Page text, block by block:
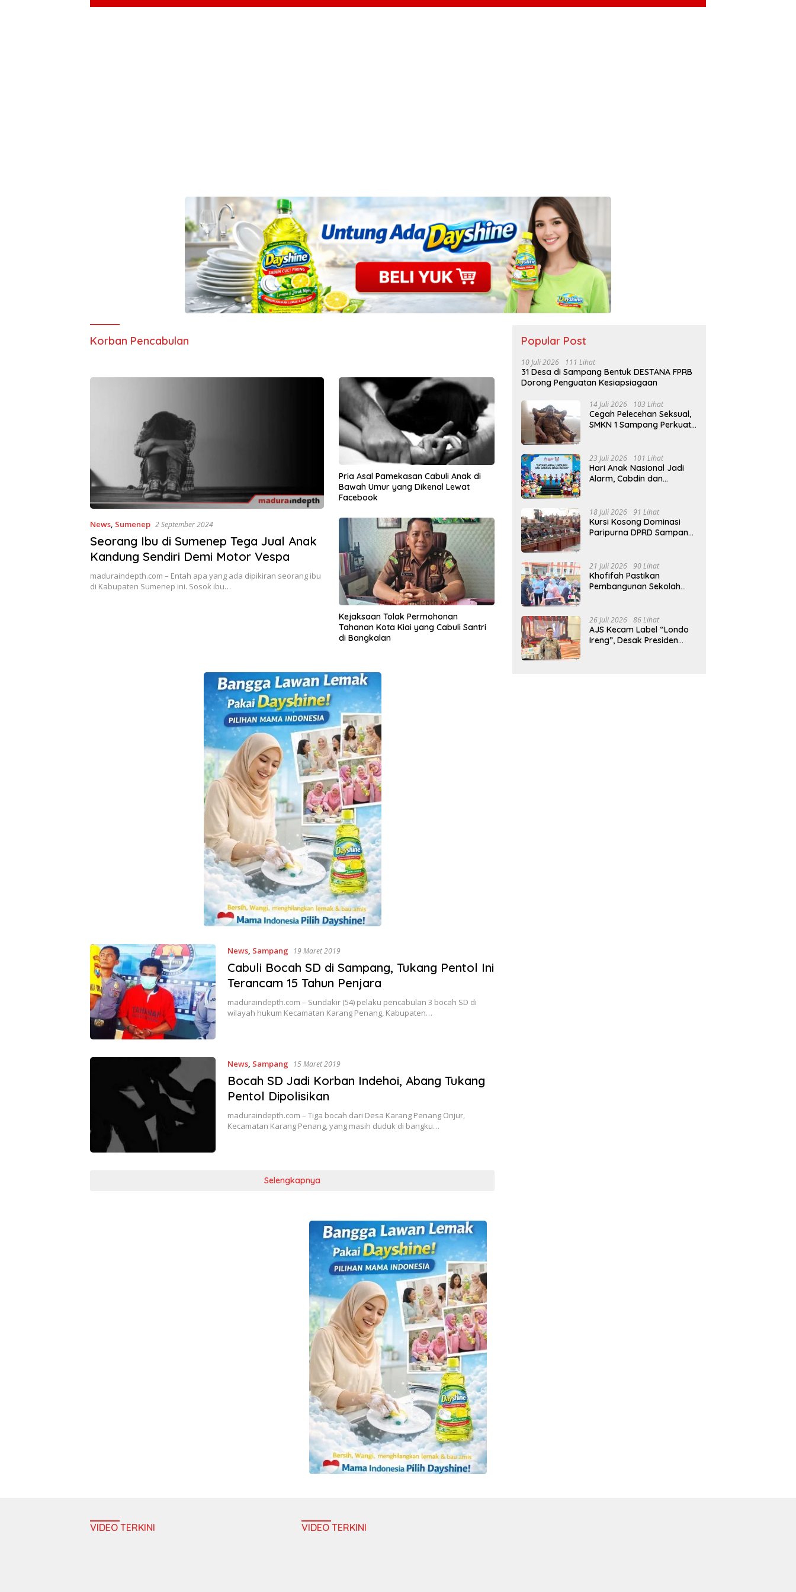
Korban Pencabulan
News, Sumenep 2 September 2024
Seorang Ibu di Sumenep Tega Jual Anak
Kandung Sendiri Demi Motor Vespa
maduraindepth.com – Entah apa yang ada dipikiran seorang ibu
di Kabupaten Sumenep ini. Sosok ibu…
Pria Asal Pamekasan Cabuli Anak di
Bawah Umur yang Dikenal Lewat
Facebook
Kejaksaan Tolak Permohonan
Tahanan Kota Kiai yang Cabuli Santri
di Bangkalan
News, Sampang 19 Maret 2019
Cabuli Bocah SD di Sampang, Tukang Pentol Ini
Terancam 15 Tahun Penjara
maduraindepth.com – Sundakir (54) pelaku pencabulan 3 bocah SD di
wilayah hukum Kecamatan Karang Penang, Kabupaten…
News, Sampang 15 Maret 2019
Bocah SD Jadi Korban Indehoi, Abang Tukang
Pentol Dipolisikan
maduraindepth.com – Tiga bocah dari Desa Karang Penang Onjur,
Kecamatan Karang Penang, yang masih duduk di bangku…
Selengkapnya
Popular Post
10 Juli 2026 111 Lihat
31 Desa di Sampang Bentuk DESTANA FPRB
Dorong Penguatan Kesiapsiagaan
14 Juli 2026 103 Lihat
Cegah Pelecehan Seksual,
SMKN 1 Sampang Perkuat
23 Juli 2026 101 Lihat
Hari Anak Nasional Jadi
Alarm, Cabdin dan
Kekerasan Seksual Anak
18 Juli 2026 91 Lihat
Kursi Kosong Dominasi
Paripurna DPRD Sampang,
21 Juli 2026 90 Lihat
Khofifah Pastikan
Pembangunan Sekolah
Indonesia Emas
26 Juli 2026 86 Lihat
AJS Kecam Label “Londo
Ireng”, Desak Presiden
VIDEO TERKINI VIDEO TERKINI